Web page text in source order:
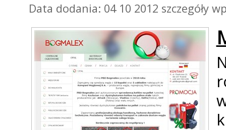
Data dodania: 04 10 2012 szczegóły